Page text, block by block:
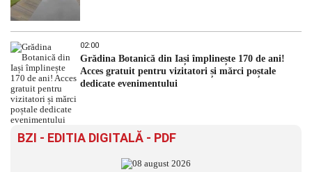
02:00
Grădina Botanică din Iași împlinește 170 de ani!
Acces gratuit pentru vizitatori și mărci poștale
dedicate evenimentului
BZI - EDITIA DIGITALĂ - PDF